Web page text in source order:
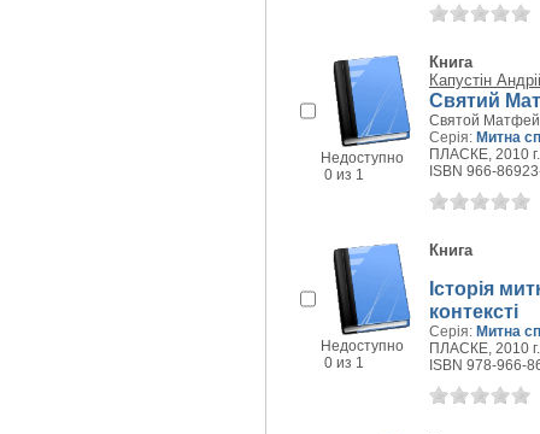
Недоступно
0 из 1
Книга
Капустін
Святий
Святой
Серія: Митна
ПЛАСКЕ, 2010 г.
ISBN 966-
Недоступно
0 из 1
Книга
Історія
контексті
Серія: Митна
ПЛАСКЕ, 2010 г.
ISBN 978-966-